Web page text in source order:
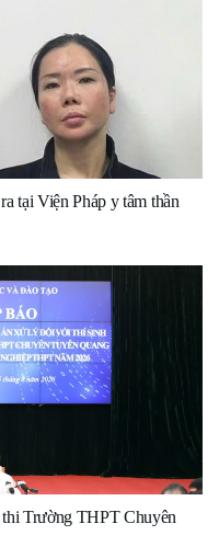
tại Viện Pháp y tâm thần
Trường THPT Chuyên